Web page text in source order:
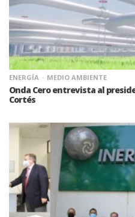
ENERGÍA MEDIO AMBIENTE
Onda Cero entrevista al
Cortés